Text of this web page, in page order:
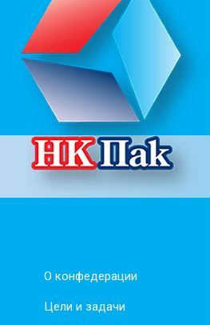
О конфедерации
Цели и задачи